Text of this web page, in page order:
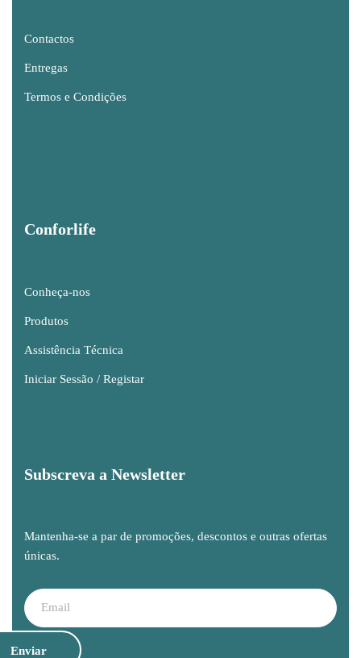
Contactos
Entregas
Termos e Condições
Conforlife
Conheça-nos
Produtos
Assistência Técnica
Iniciar Sessão / Registar
Subscreva a Newsletter
Mantenha-se a par de promoções, descontos e outras ofertas
únicas.